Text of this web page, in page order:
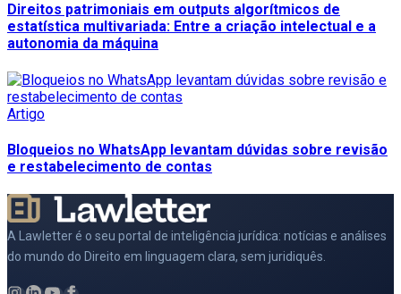
Direitos patrimoniais em outputs algorítmicos de
estatística multivariada: Entre a criação intelectual e a
autonomia da máquina
Artigo
Bloqueios no WhatsApp levantam dúvidas sobre revisão
e restabelecimento de contas
A Lawletter é o seu portal de inteligência jurídica: notícias e análises
do mundo do Direito em linguagem clara, sem juridiquês.